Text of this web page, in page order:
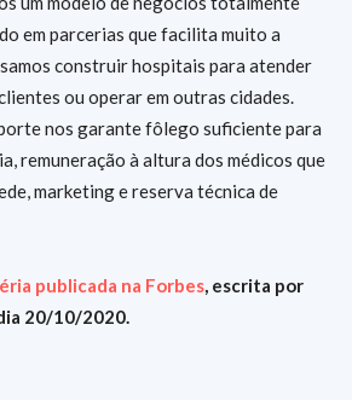
em parcerias que facilita muito a
construir hospitais para atender
ou operar em outras cidades.
nos garante fôlego suficiente para
remuneração à altura dos médicos que
marketing e reserva técnica de
publicada na Forbes, escrita por
20/10/2020.